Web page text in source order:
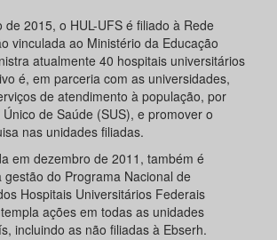
de 2015, o HUL-UFS é filiado à Rede
vinculada ao Ministério da Educação
atualmente 40 hospitais universitários
é, em parceria com as universidades,
de atendimento à população, por
de Saúde (SUS), e promover o
nas unidades filiadas.
em dezembro de 2011, também é
gestão do Programa Nacional de
Hospitais Universitários Federais
ações em todas as unidades
incluindo as não filiadas à Ebserh.